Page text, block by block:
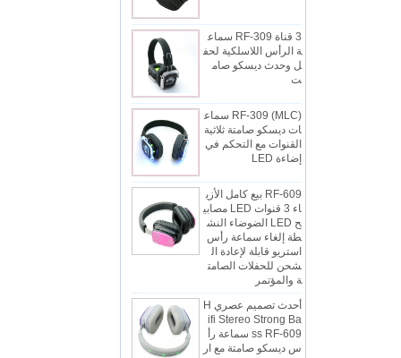
3 قناة RF-309 سماع
ة الرأس اللاسلكية لحف
ل وحدث ديسكو صام
ت
RF-309 (MLC) سماع
ات ديسكو صامتة ثلاثية
القنوات مع التحكم في
إضاءة LED
RF-609 بيع كامل الأزي
اء 3 قنوات LED مصابي
ح LED الضوضاء النش
طة إلغاء سماعة رأس
استريو قابلة لإعادة ال
شحن للحفلات الصامت
ة والمؤتمر
أحدث تصميم عصري H
ifi Stereo Strong Ba
ss RF-609 سماعة رأ
س ديسكو صامتة مع ار
تداء مريح لمؤتمر هادئ